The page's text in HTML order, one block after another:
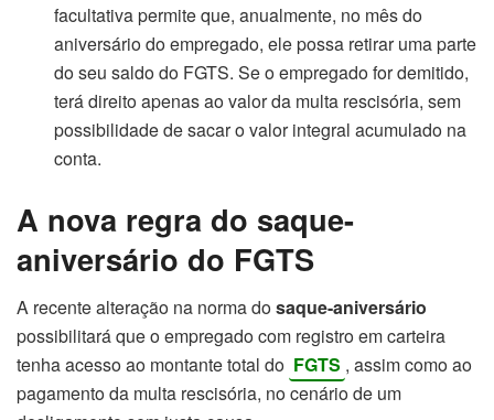
facultativa permite que, anualmente, no mês do
aniversário do empregado, ele possa retirar uma parte
do seu saldo do FGTS. Se o empregado for demitido,
terá direito apenas ao valor da multa rescisória, sem
possibilidade de sacar o valor integral acumulado na
conta.
A nova regra do saque-
aniversário do FGTS
A recente alteração na norma dosaque-aniversário
possibilitará que o empregado com registro em carteira
tenha acesso ao montante total do FGTS , assim como ao
pagamento da multa rescisória, no cenário de um